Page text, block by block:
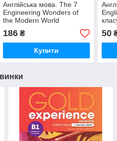
Англійська мова. The 7
Engineering Wonders of
the Modern World
186₴
Купити
50